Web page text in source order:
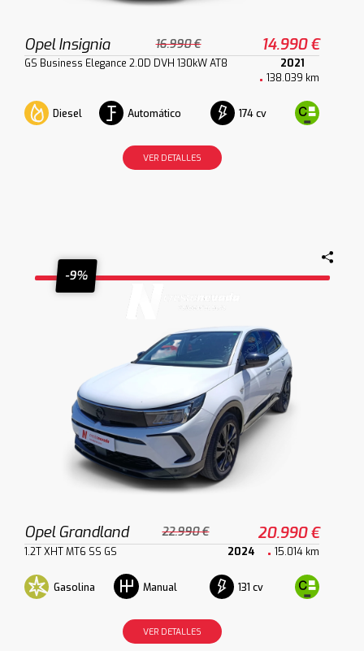
Opel Insignia 16.990 € 14.990 €
GS Business Elegance 2.0D DVH 130kW AT8
2021
138.039 km
Diesel Automático 174 cv
VER DETALLES
-9%
Opel Grandland 22.990 € 20.990 €
1.2T XHT MT6 SS GS 2024 15.014 km
Gasolina Manual 131 cv
VER DETALLES